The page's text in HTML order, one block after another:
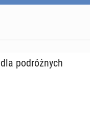
po­dróż­nych